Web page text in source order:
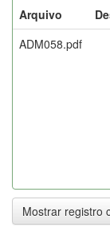
Arquivo
ADM058.pdf
Mostrar registro